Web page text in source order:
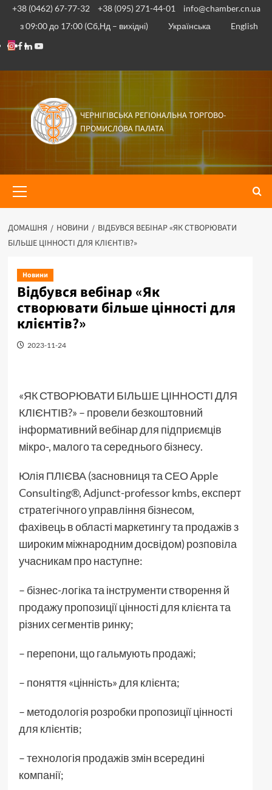
Перейти
вмісту
+38 (0462) 67-77-32 +38 (095) 271-44-01
info@chamber.cn.ua
з 09:00 до 17:00 (Сб,Нд – вихідні)
Українська
English
Instagram
Facebook
Linkedin
Youtube
ЧЕРНІГІВСЬКА РЕГІОНАЛЬНА ТОРГОВО-
ПРОМИСЛОВА ПАЛАТА
меню
ДОМАШНЯ НОВИНИ
ВІДБУВСЯ ВЕБІНАР «ЯК СТВОРЮВАТИ
БІЛЬШЕ ЦІННОСТІ ДЛЯ КЛІЄНТІВ?»
Новини
Відбувся вебінар «Як
створювати більше цінності для
клієнтів?»
2023-11-24
«ЯК СТВОРЮВАТИ БІЛЬШЕ ЦІННОСТІ ДЛЯ
КЛІЄНТІВ?» – провели безкоштовний
інформативний вебінар для підприємців
мікро-, малого та середнього бізнесу.
Юлія ПЛІЄВА (засновниця та СЕО Apple
Consulting®, Adjunct-professor kmbs, експерт
стратегічного управління бізнесом,
фахівець в області маркетингу та продажів з
широким міжнародним досвідом) розповіла
учасникам про наступне:
– бізнес-логіка та інструменти створення й
продажу пропозиції цінності для клієнта та
різних сегментів ринку;
– перепони, що гальмують продажі;
– поняття «цінність» для клієнта;
– методологія розробки пропозиції цінності
для клієнтів;
– технологія продажів змін всередині
компанії;